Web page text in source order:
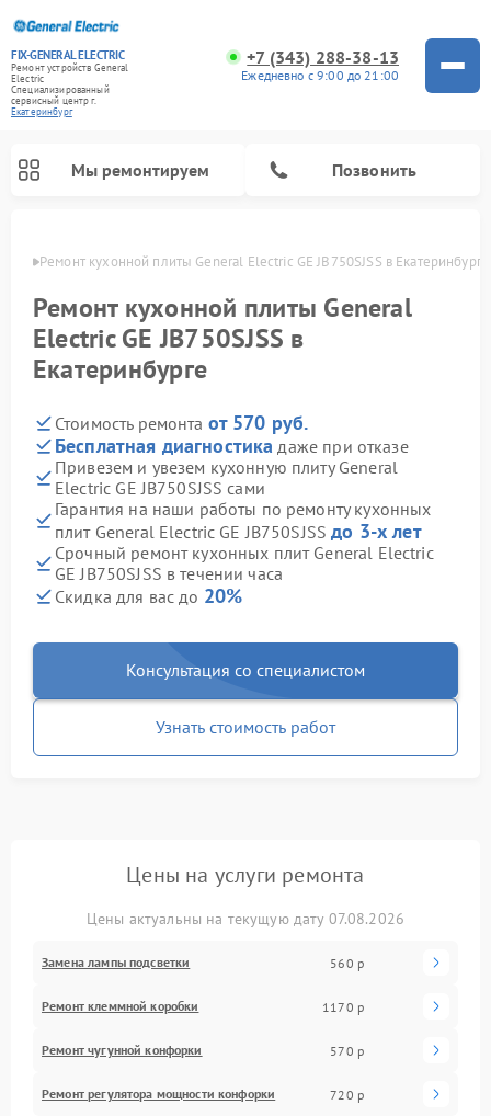
FIX-GENERAL ELECTRIC
Ремонт устройств General
Electric
Специализированный
cервисный центр г.
Екатеринбург
+7 (343) 288-38-13
Ежедневно с 9:00 до 21:00
Мы ремонтируем Позвонить
Ремонт кухонной плиты General Electric GE JB750SJSS в Екатеринбурге
Ремонт кухонной плиты General
Electric GE JB750SJSS в
Екатеринбурге
Стоимость ремонта от 570 руб.
Бесплатная диагностика даже при отказе
Привезем и увезем кухонную плиту General
Electric GE JB750SJSS сами
Гарантия на наши работы по ремонту кухонных
плит General Electric GE JB750SJSSдо 3-х лет
Срочный ремонт кухонных плит General Electric
GE JB750SJSS в течении часа
Скидка для вас до 20%
Консультация со специалистом
Узнать стоимость работ
Цены на услуги ремонта
Цены актуальны на текущую дату 07.08.2026
Замена лампы подсветки 560 р
Ремонт клеммной коробки 1170 р
Ремонт чугунной конфорки 570 р
Ремонт регулятора мощности конфорки 720 р